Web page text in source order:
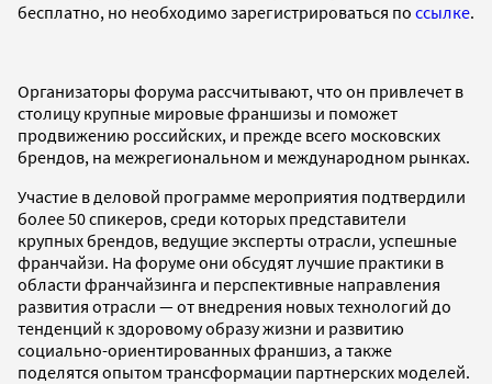
бесплатно, но необходимо зарегистрироваться по ссылке.
Организаторы форума рассчитывают, что он привлечет в
столицу крупные мировые франшизы и поможет
продвижению российских, и прежде всего московских
брендов, на межрегиональном и международном рынках.
Участие в деловой программе мероприятия подтвердили
более 50 спикеров, среди которых представители
крупных брендов, ведущие эксперты отрасли, успешные
франчайзи. На форуме они обсудят лучшие практики в
области франчайзинга и перспективные направления
развития отрасли — от внедрения новых технологий до
тенденций к здоровому образу жизни и развитию
социально-ориентированных франшиз, а также
поделятся опытом трансформации партнерских моделей.